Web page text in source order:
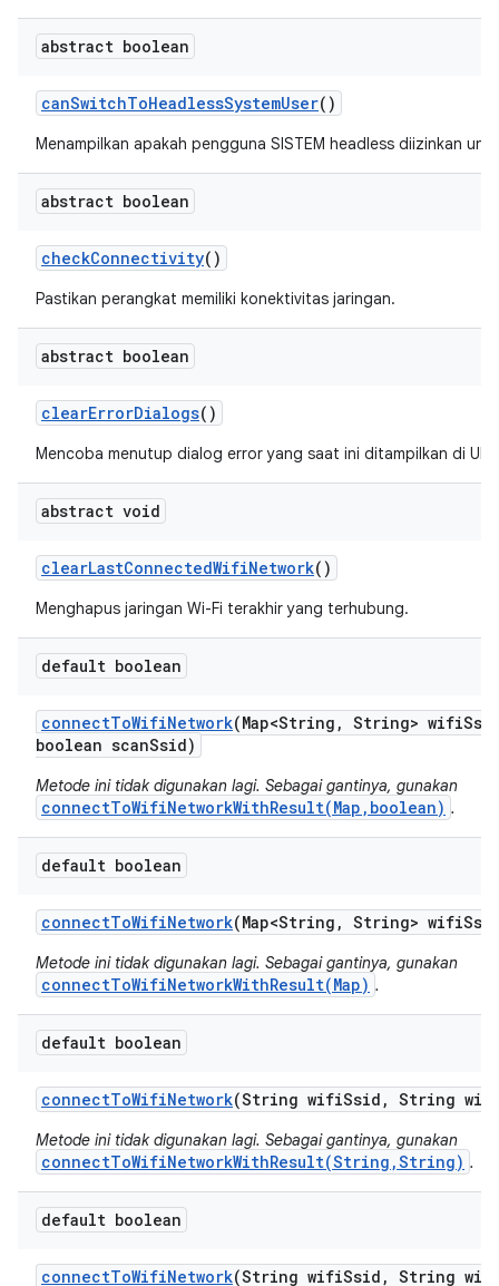
abstract boolean
canSwitchToHeadlessSystemUser()
Menampilkan apakah pengguna SISTEM headless diizinkan
abstract boolean
checkConnectivity()
Pastikan perangkat memiliki konektivitas jaringan.
abstract boolean
clearErrorDialogs()
Mencoba menutup dialog error yang saat ini ditampilkan di UI
abstract void
clearLastConnectedWifiNetwork()
Menghapus jaringan Wi-Fi terakhir yang terhubung.
default boolean
connectToWifiNetwork(Map<String , String> wifi
boolean scanSsid)
Metode ini tidak digunakan lagi. Sebagai gantinya, gunakan
connectToWifiNetworkWithResult(Map,boolean) .
default boolean
connectToWifiNetwork(Map<String , String> wifi
Metode ini tidak digunakan lagi. Sebagai gantinya, gunakan
connectToWifiNetworkWithResult(Map) .
default boolean
connectToWifiNetwork(String wifiSsid , String wifi
Metode ini tidak digunakan lagi. Sebagai gantinya, gunakan
connectToWifiNetworkWithResult(String,String) .
default boolean
connectToWifiNetwork(String wifiSsid , String wifi